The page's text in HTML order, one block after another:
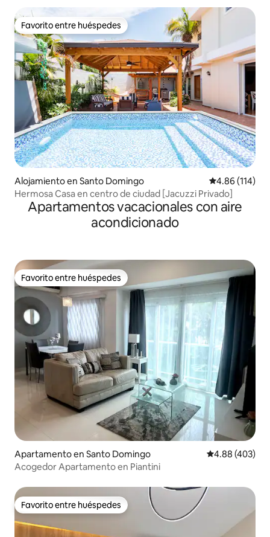
Favorito entre huéspedes
Favorito entre huéspedes
Alojamiento en Santo Domingo Calificación
4.86 (114)
Hermosa Casa en centro de ciudad [Jacuzzi Privado]
Apartamentos vacacionales con aire
acondicionado
Favorito entre huéspedes
Favorito entre huéspedes
Apartamento en Santo Domingo Calificación
4.88 (403)
Acogedor Apartamento en Piantini
Favorito entre huéspedes
Favorito entre huéspedes